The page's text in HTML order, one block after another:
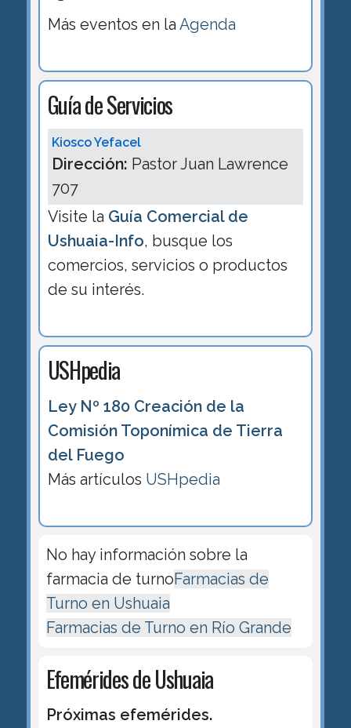
Más eventos en la Agenda
Guía de Servicios
Kiosco Yefacel
Dirección: Pastor Juan Lawrence
707
Visite la Guía Comercial de
Ushuaia-Info, busque los
comercios, servicios o productos
de su interés.
USHpedia
Ley Nº 180 Creación de la
Comisión Toponímica de Tierra
del Fuego
Más artículos USHpedia
No hay información sobre la
farmacia de turnoFarmacias de
Turno en Ushuaia
Farmacias de Turno en Río Grande
Efemérides de Ushuaia
Próximas efemérides.